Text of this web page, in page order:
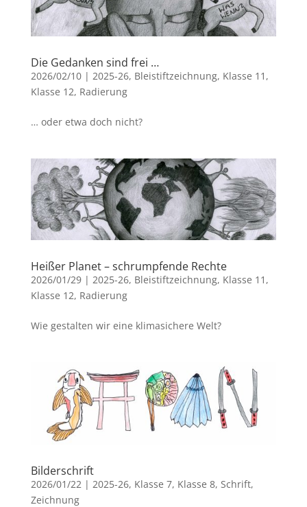
Die Gedanken sind frei …
2026/02/10| 2025-26, Bleistiftzeichnung, Klasse 11 ,
Klasse 12, Radierung
… oder etwa doch nicht?
Heißer Planet – schrumpfende Rechte
2026/01/29| 2025-26, Bleistiftzeichnung, Klasse 11 ,
Klasse 12, Radierung
Wie gestalten wir eine klimasichere Welt?
Bilderschrift
2026/01/22 | 2025-26, Klasse 7, Klasse 8, Schrift,
Zeichnung